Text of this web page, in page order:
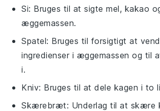
Si: Bruges til at sigte mel, kakao
æggemassen.
Spatel: Bruges til forsigtigt at
ingredienser i æggemassen og til
i.
Kniv: Bruges til at dele kagen i to
Skærebræt: Underlag til at skære